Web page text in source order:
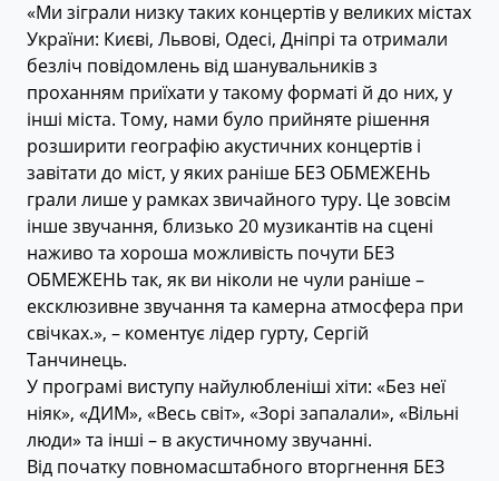
«Ми зіграли низку таких концертів у великих містах
України: Києві, Львові, Одесі, Дніпрі та отримали
безліч повідомлень від шанувальників з
проханням приїхати у такому форматі й до них, у
інші міста. Тому, нами було прийняте рішення
розширити географію акустичних концертів і
завітати до міст, у яких раніше БЕЗ ОБМЕЖЕНЬ
грали лише у рамках звичайного туру. Це зовсім
інше звучання, близько 20 музикантів на сцені
наживо та хороша можливість почути БЕЗ
ОБМЕЖЕНЬ так, як ви ніколи не чули раніше –
ексклюзивне звучання та камерна атмосфера при
свічках.», – коментує лідер гурту, Сергій
Танчинець.
У програмі виступу найулюбленіші хіти: «Без неї
ніяк», «ДИМ», «Весь світ», «Зорі запалали», «Вільні
люди» та інші – в акустичному звучанні.
Від початку повномасштабного вторгнення БЕЗ